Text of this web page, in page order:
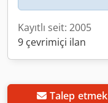
Kayıtlı seit: 2005
9 çevrimiçi ilan
Talep etmek